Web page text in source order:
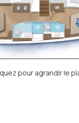
pour agrandir le